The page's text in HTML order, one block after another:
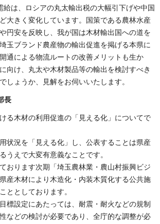
給は、ロシアの丸太輸出税の大幅引下げや中国
大きく変化しています。国策である農林水産
円安を反映し、我が国は木材輸出国への道を
玉ブランド農産物の輸出促進を掲げる本県に
通による物流ルートの改善メリットも生か
向け、丸太や木材製品等の輸出を検討すべき
しょうか、見解をお伺いいたします。
長
る木材の利用促進の「見える化」についてで
状況を「見える化」し、公表することは県産
うえで大変有意義なことです。
おります次期「埼玉農林業・農山村振興ビジ
産木材により木造化・内装木質化する公共施
ととしております。
標設定にあたっては、耐震・耐火などの規制
などの検討が必要であり、全庁的な調整が必